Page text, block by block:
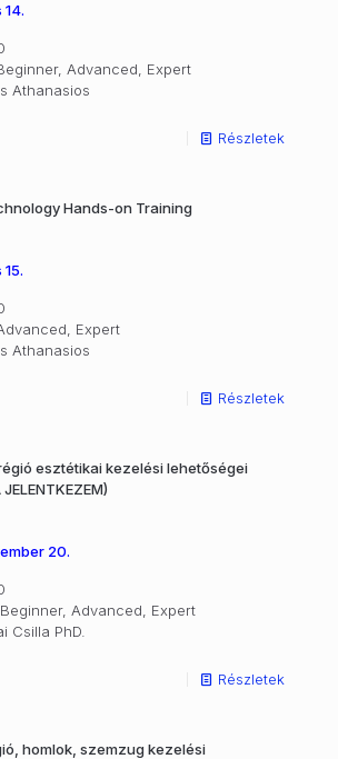
Advanced, Expert
Athanasios
Részletek
Hands-on Training
Expert
Athanasios
Részletek
esztétikai kezelési lehetőségei
20.
Advanced, Expert
Csilla PhD.
Részletek
homlok, szemzug kezelési